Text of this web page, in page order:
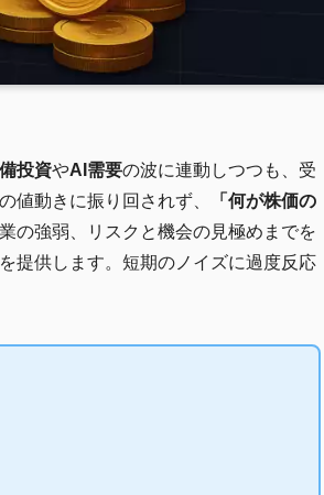
投資やAI需要の波に連動しつつも、受
値動きに振り回されず、
「何が株価の
の強弱、リスクと機会の見極めまでを
提供します。短期のノイズに過度反応